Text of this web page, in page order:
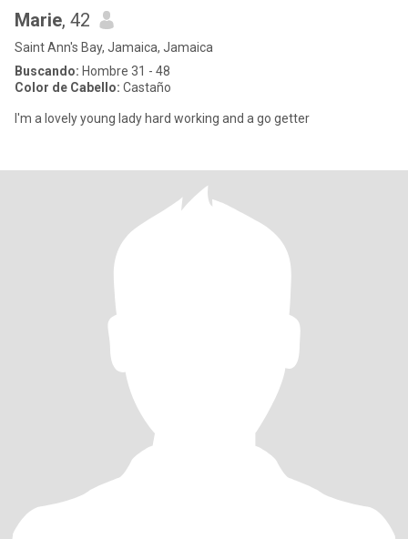
Marie, 42
Saint Ann's Bay, Jamaica, Jamaica
Buscando: Hombre 31 - 48
Color de Cabello: Castaño
I'm a lovely young lady hard working and a go getter